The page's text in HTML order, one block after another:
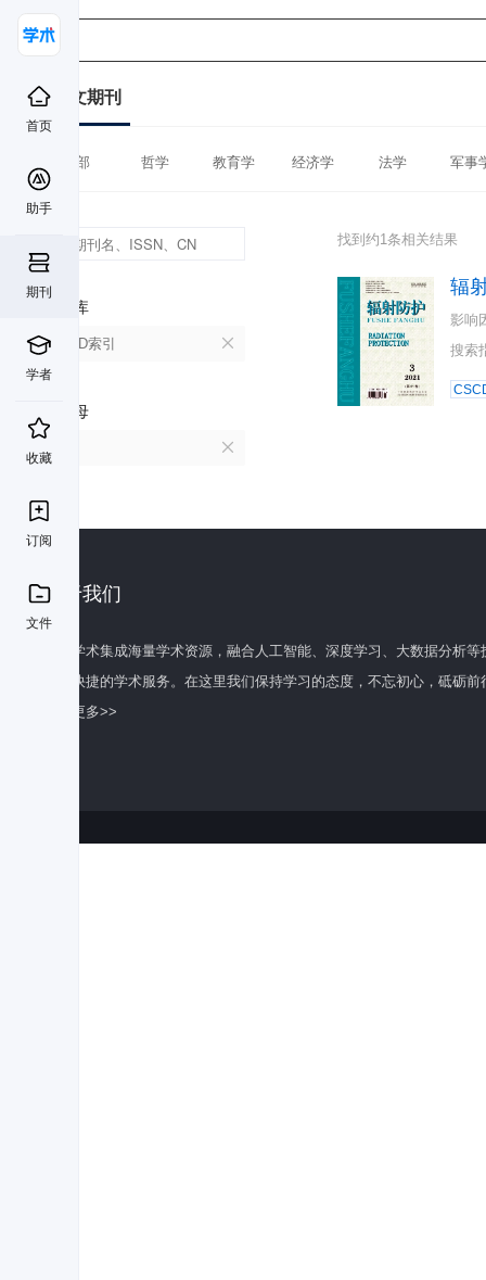
首页
助手
期刊
学者
收藏
订阅
文件
中文期刊
全部 哲学 教育学 经济学 法学 军事
数据库
CSCD索引
首字母
找到约1条相关结果
辐
影响
搜索
关于我们
百度学术集成海量学术资源，融合人工智能、深度学习、大数据分析
全面快捷的学术服务。在这里我们保持学习的态度，不忘初心，砥砺前
了解更多>>